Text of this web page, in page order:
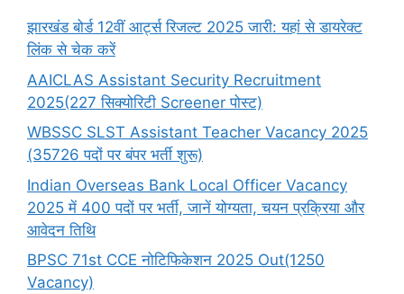
झारखंड बोर्ड 12वीं आर्ट्स रिजल्ट 2025 जारी: यहां से डायरेक्ट
लिंक से चेक करें
AAICLAS Assistant Security Recruitment
2025(227 सिक्योरिटी Screener पोस्ट)
WBSSC SLST Assistant Teacher Vacancy 2025
(35726 पदों पर बंपर भर्ती शुरू)
Indian Overseas Bank Local Officer Vacancy
2025 में 400 पदों पर भर्ती, जानें योग्यता, चयन प्रक्रिया और
आवेदन तिथि
BPSC 71st CCE नोटिफिकेशन 2025 Out(1250
Vacancy)